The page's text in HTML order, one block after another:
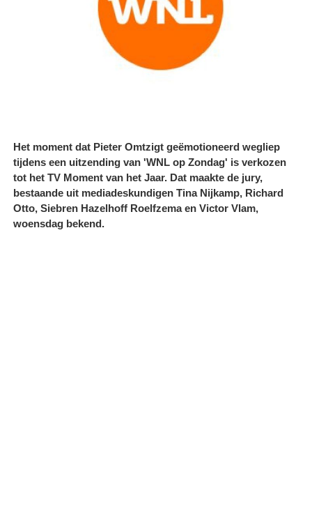
Het moment dat Pieter Omtzigt geëmotioneerd wegliep
tijdens een uitzending van 'WNL op Zondag' is verkozen
tot het TV Moment van het Jaar. Dat maakte de jury,
bestaande uit mediadeskundigen Tina Nijkamp, Richard
Otto, Siebren Hazelhoff Roelfzema en Victor Vlam,
woensdag bekend.